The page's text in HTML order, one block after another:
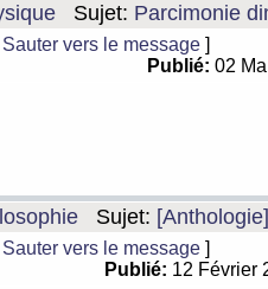
Sujet: Parcimonie
Sauter vers le message ]
Publié: 02
Sujet:
Sauter vers le message ]
Publié: 12 Février